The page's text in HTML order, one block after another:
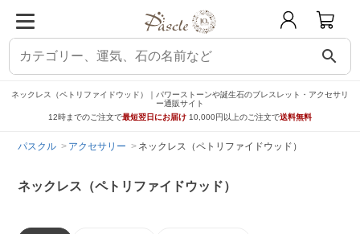
search
ネックレス（ペトリファイドウッド）｜パワーストーンや誕生石のブレスレット・アクセサリ
ー通販サイト
12時までのご注文で最短翌日にお届け 10,000円以上のご注文で送料無料
パスクル アクセサリー ネックレス（ペトリファイドウッド）
ネックレス（ペトリファイドウッド）